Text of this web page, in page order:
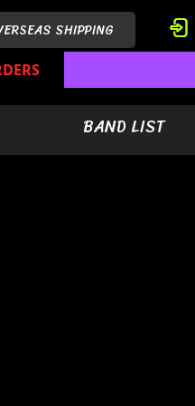
SHIPPING
BAND LIST